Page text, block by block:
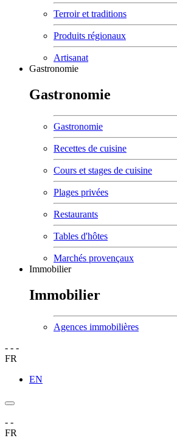
Terroir et traditions
Produits régionaux
Artisanat
Gastronomie
Gastronomie
Gastronomie
Recettes de cuisine
Cours et stages de cuisine
Plages privées
Restaurants
Tables d'hôtes
Marchés provençaux
Immobilier
Immobilier
Agences immobilières
- - -
FR
EN
- -
FR